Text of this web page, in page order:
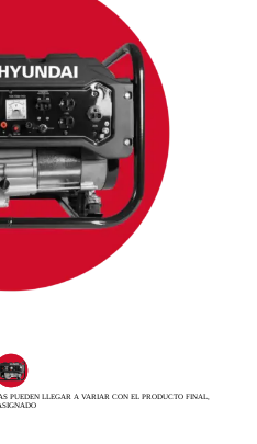
PUEDEN LLEGAR A VARIAR CON EL PRODUCTO FINAL,